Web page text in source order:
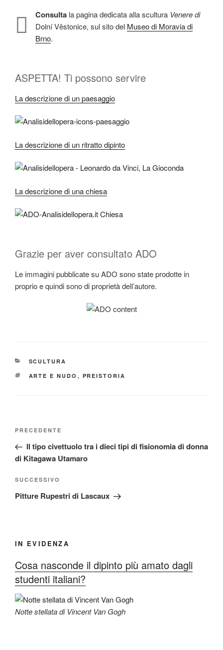
Consulta la pagina dedicata alla scultura Venere di
Dolní Věstonice, sul sito del Museo di Moravia di
Brno.
ASPETTA! Ti possono servire
La descrizione di un paesaggio
La descrizione di un ritratto dipinto
La descrizione di una chiesa
Grazie per aver consultato ADO
Le immagini pubblicate su ADO sono state prodotte in
proprio e quindi sono di proprietà dell’autore.
CATEGORIE
SCULTURA
TAG
ARTE E NUDO , PREISTORIA
Navigazione
Articolo
precedente:
PRECEDENTE
Il tipo civettuolo tra i dieci tipi di fisionomia di donna
di Kitagawa Utamaro
Articolo
successivo
SUCCESSIVO
Pitture Rupestri di Lascaux
IN EVIDENZA
Cosa nasconde il dipinto più amato dagli
studenti italiani?
Notte stellata di Vincent Van Gogh